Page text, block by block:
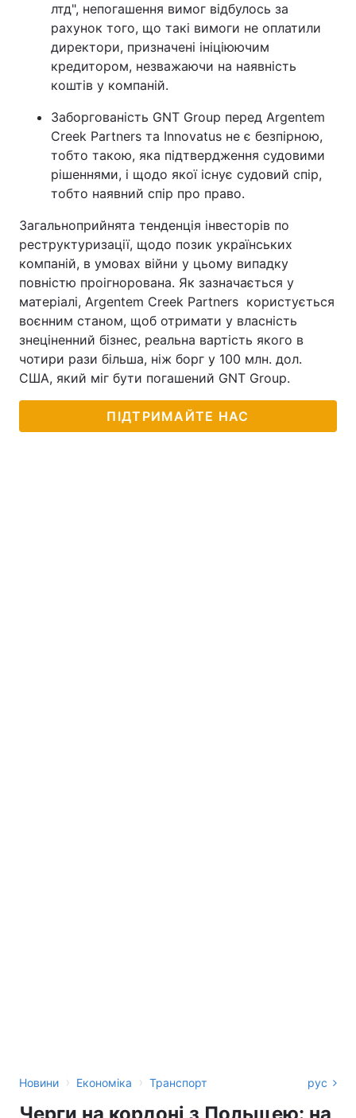
лтд", непогашення вимог відбулось за
рахунок того, що такі вимоги не оплатили
директори, призначені ініціюючим
кредитором, незважаючи на наявність
коштів у компаній.
Заборгованість GNT Group перед Argentem
Creek Partners та Innovatus не є безпірною,
тобто такою, яка підтвердження судовими
рішеннями, і щодо якої існує судовий спір,
тобто наявний спір про право.
Загальноприйнята тенденція інвесторів по
реструктуризації, щодо позик українських
компаній, в умовах війни у цьому випадку
повністю проігнорована. Як зазначається у
матеріалі, Argentem Creek Partners користується
воєнним станом, щоб отримати у власність
знеціненний бізнес, реальна вартість якого в
чотири рази більша, ніж борг у 100 млн. дол.
США, який міг бути погашений GNT Group.
ПІДТРИМАЙТЕ НАС
Новини › Економіка › Транспорт рус